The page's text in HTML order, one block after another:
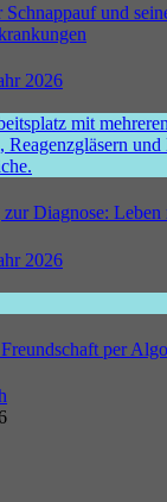
und
2026
zur Diagnose:
2026
per